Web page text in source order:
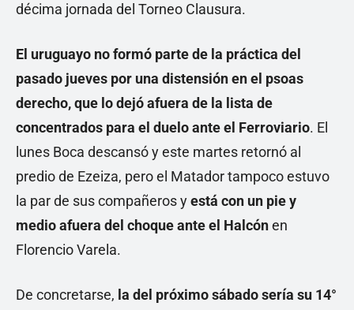
décima jornada del Torneo Clausura.
El uruguayo no formó parte de la práctica del
pasado jueves por una distensión en el psoas
derecho, que lo dejó afuera de la lista de
concentrados para el duelo ante el Ferroviario. El
lunes Boca descansó y este martes retornó al
predio de Ezeiza, pero el Matador tampoco estuvo
la par de sus compañeros yestá con un pie y
medio afuera del choque ante el Halcónen
Florencio Varela.
De concretarse, la del próximo sábado sería su 14°